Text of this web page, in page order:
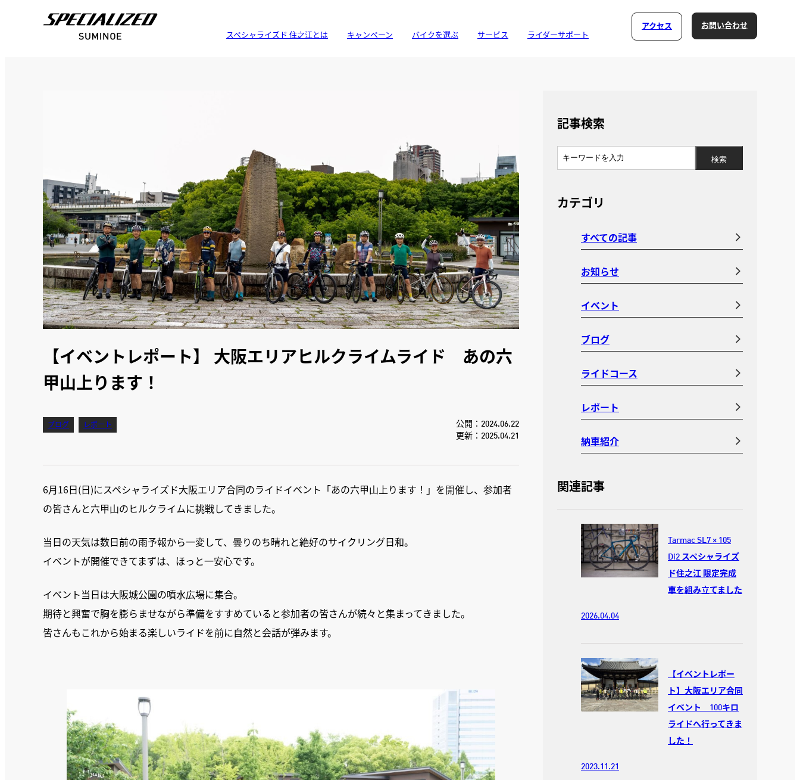
スペシャライズド 住之江とは キャンペーン バイクを選ぶ サービス ライダーサポート
アクセス お問い合わせ
【イベントレポート】 大阪エリアヒルクライムライド あの六
甲山上ります！
ブログ レポート
公開：2024.06.22
更新：2025.04.21
6月16日(日)にスペシャライズド大阪エリア合同のライドイベント「あの六甲山上ります！」を開催し、参加者
の皆さんと六甲山のヒルクライムに挑戦してきました。
当日の天気は数日前の雨予報から一変して、曇りのち晴れと絶好のサイクリング日和。
イベントが開催できてまずは、ほっと一安心です。
イベント当日は大阪城公園の噴水広場に集合。
期待と興奮で胸を膨らませながら準備をすすめていると参加者の皆さんが続々と集まってきました。
皆さんもこれから始まる楽しいライドを前に自然と会話が弾みます。
記事検索
カテゴリ
すべての記事
お知らせ
イベント
ブログ
ライドコース
レポート
納車紹介
関連記事
Tarmac SL7 × 105
Di2 スペシャライズ
ド住之江 限定完成
車を組み立てました
2026.04.04
【イベントレポー
ト】大阪エリア合同
イベント 100キロ
ライドへ行ってきま
した！
2023.11.21